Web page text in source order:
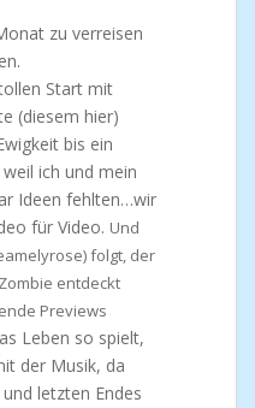
zu verreisen
Start mit
(diesem hier)
bis ein
ich und mein
Ideen fehlten…wir
für Video. Und
folgt, der
entdeckt
Previews
Leben so spielt,
der Musik, da
letzten Endes